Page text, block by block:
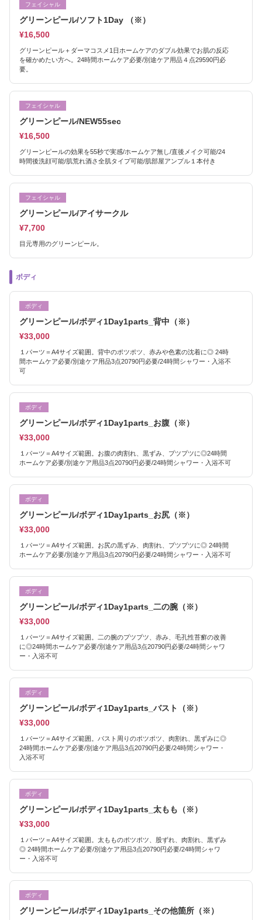
フェイシャル
グリーンピール/ソフト1Day （※）
¥16,500
グリーンピール＋ダーマコスメ1日ホームケアのダブル効果でお肌の反応
を確かめたい方へ。24時間ホームケア必要/別途ケア用品４点29590円必
要。
フェイシャル
グリーンピール/NEW55sec
¥16,500
グリーンピールの効果を55秒で実感/ホームケア無し/直後メイク可能/24
時間後洗顔可能/肌荒れ酒さ全肌タイプ可能/肌部屋アンプル１本付き
フェイシャル
グリーンピール/アイサークル
¥7,700
目元専用のグリーンピール。
ボディ
ボディ
グリーンピール/ボディ1Day1parts_背中（※）
¥33,000
１パーツ＝A4サイズ範囲。背中のポツポツ、赤みや色素の沈着に◎ 24時
間ホームケア必要/別途ケア用品3点20790円必要/24時間シャワー・入浴不
可
ボディ
グリーンピール/ボディ1Day1parts_お腹（※）
¥33,000
１パーツ＝A4サイズ範囲。お腹の肉割れ、黒ずみ、プツプツに◎24時間
ホームケア必要/別途ケア用品3点20790円必要/24時間シャワー・入浴不可
ボディ
グリーンピール/ボディ1Day1parts_お尻（※）
¥33,000
１パーツ＝A4サイズ範囲。お尻の黒ずみ、肉割れ、プツプツに◎ 24時間
ホームケア必要/別途ケア用品3点20790円必要/24時間シャワー・入浴不可
ボディ
グリーンピール/ボディ1Day1parts_二の腕（※）
¥33,000
１パーツ＝A4サイズ範囲。二の腕のプツプツ、赤み、毛孔性苔癬の改善
に◎24時間ホームケア必要/別途ケア用品3点20790円必要/24時間シャワ
ー・入浴不可
ボディ
グリーンピール/ボディ1Day1parts_バスト（※）
¥33,000
１パーツ＝A4サイズ範囲。バスト周りのポツポツ、肉割れ、黒ずみに◎
24時間ホームケア必要/別途ケア用品3点20790円必要/24時間シャワー・
入浴不可
ボディ
グリーンピール/ボディ1Day1parts_太もも（※）
¥33,000
１パーツ＝A4サイズ範囲。太もものポツポツ、股ずれ、肉割れ、黒ずみ
◎ 24時間ホームケア必要/別途ケア用品3点20790円必要/24時間シャワ
ー・入浴不可
ボディ
グリーンピール/ボディ1Day1parts_その他箇所（※）